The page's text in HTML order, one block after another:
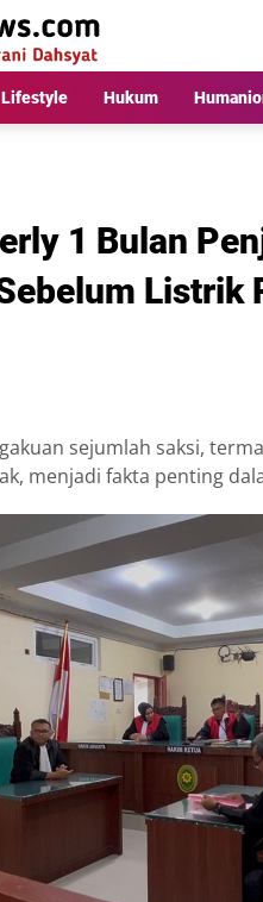
Lifestyle Hukum
1 Bulan
Listrik
sejumlah saksi,
menjadi fakta penting